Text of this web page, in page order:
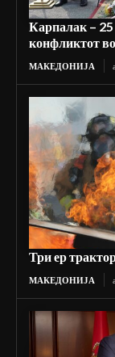
Карпалак – 25
конфликтот
МАКЕДОНИЈА
Три ер
МАКЕДОНИЈА